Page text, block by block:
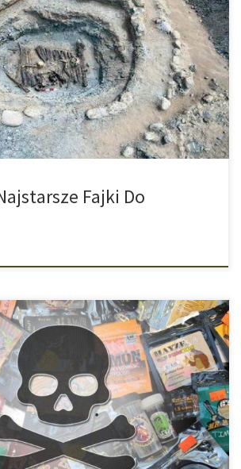
sprzed 2500 lat znajdującego się w
3000 metrów archeolodzy wydobyli
zawierające ślady konopi bogatej w
Starożytna fajka haszyszowa.
analiz ludzie zamieszkujący góry
laty palili bogate w cannabinoidy konopie w
Fajki Do
cannabis nie kryje się nic innego jak
wersja tego narkotyku, która jednak
swoim działaniu oraz niebezpieczeństwach,
Mimo że Spice nie jest nawet zbliżenie
jest on przedstawiany jako alternatywny
występuje pod […]